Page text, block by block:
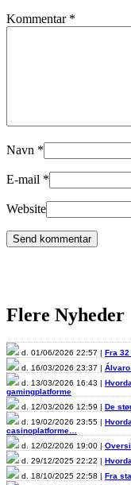
Kommentar *
Navn *
E-mail *
Website
Flere Nyheder
d. 01/06/2026 22:57 | Fra
d. 16/03/2026 23:37 |
d. 13/03/2026 16:43 |
gamingplatforme
d. 12/03/2026 12:59 | De
d. 19/02/2026 23:55 |
casinoplatforme…
d. 12/02/2026 19:00 |
d. 29/12/2025 22:22 |
d. 18/10/2025 22:58 | Fra